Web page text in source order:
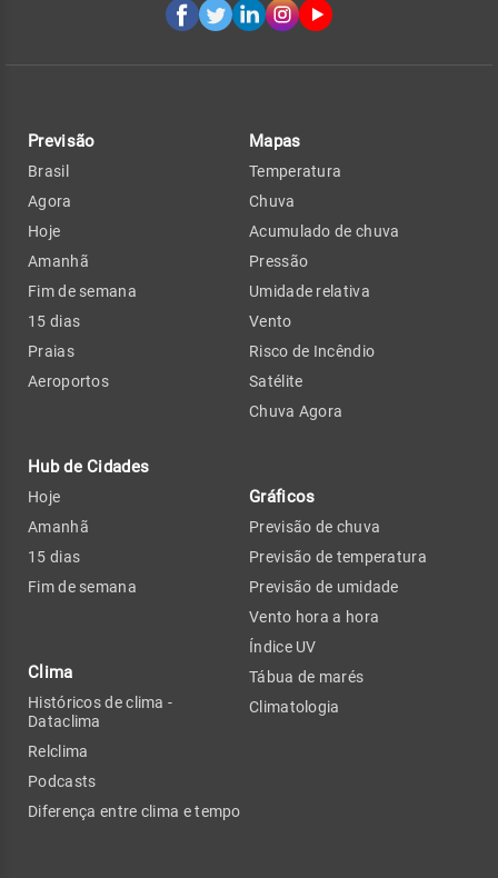
Previsão
Brasil
Agora
Hoje
Amanhã
Fim de semana
15 dias
Praias
Aeroportos
Hub de Cidades
Hoje
Amanhã
15 dias
Fim de semana
Clima
Históricos de clima -
Dataclima
Relclima
Podcasts
Diferença entre clima e tempo
Mapas
Temperatura
Chuva
Acumulado de chuva
Pressão
Umidade relativa
Vento
Risco de Incêndio
Satélite
Chuva Agora
Gráficos
Previsão de chuva
Previsão de temperatura
Previsão de umidade
Vento hora a hora
Índice UV
Tábua de marés
Climatologia